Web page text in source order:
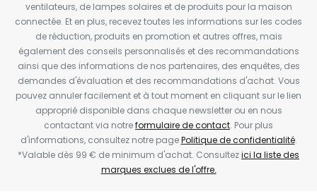
ventilateurs, de lampes solaires et de produits pour la maison
connectée. Et en plus, recevez toutes les informations sur les codes
de réduction, produits en promotion et autres offres, mais
également des conseils personnalisés et des recommandations
ainsi que des informations de nos partenaires, des enquêtes, des
demandes d'évaluation et des recommandations d'achat. Vous
pouvez annuler facilement et à tout moment en cliquant sur le lien
approprié disponible dans chaque newsletter ou en nous
contactant via notreformulaire de contact. Pour plus
d'informations, consultez notre pagePolitique de confidentialité.
*Valable dès 99 € de minimum d'achat. Consultezici la liste des
marques exclues de l'offre.